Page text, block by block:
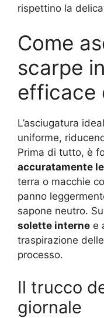
rispettino la
Come
scarpe
efficace
L’asciugatura
uniforme,
Prima di tutto, è
accuratamente
terra o macchie
panno
sapone neutro.
solette interne e
traspirazione
processo.
Il trucco
giornale